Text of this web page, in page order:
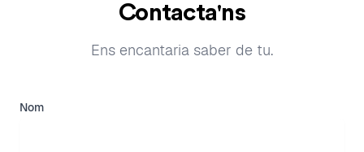
Contacta'ns
Ens encantaria saber de tu.
Nom